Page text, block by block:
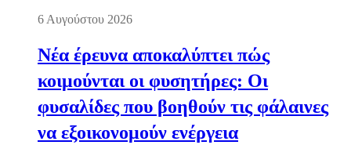
6 Αυγούστου 2026
Νέα έρευνα αποκαλύπτει πώς
κοιμούνται οι φυσητήρες: Οι
φυσαλίδες που βοηθούν τις φάλαινες
να εξοικονομούν ενέργεια